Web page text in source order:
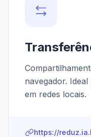
navegador.
em redes locais.
https://